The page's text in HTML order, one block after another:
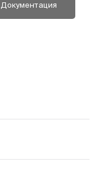
Документация